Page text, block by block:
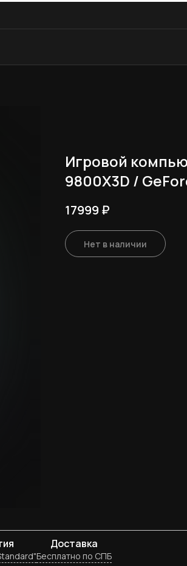
Игровой
9800X3D /
17999 ₽
Нет в наличии
Доставка
Бесплатно по СПБ